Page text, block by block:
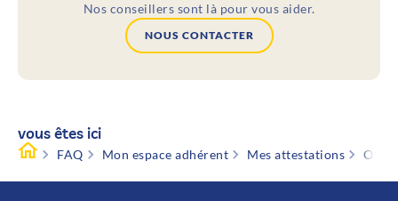
vous êtes ici
FAQ Mon espace adhérent Mes attestations Où
Nos conseillers sont là pour vous aider.
NOUS CONTACTER